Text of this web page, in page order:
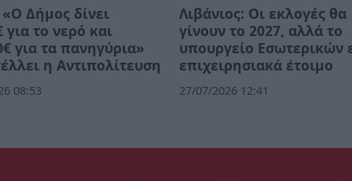
Δήμος δίνει
για το νερό και
για τα πανηγύρια»
η Αντιπολίτευση
08:53
Λιβάνιος: Οι εκλογές θα
γίνουν το 2027, αλλά το
υπουργείο Εσωτερικών
επιχειρησιακά έτοιμο
27/07/2026 12:41